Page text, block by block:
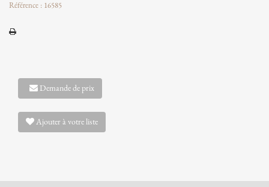
Référence : 16585
Demande de prix
Ajouter à votre liste